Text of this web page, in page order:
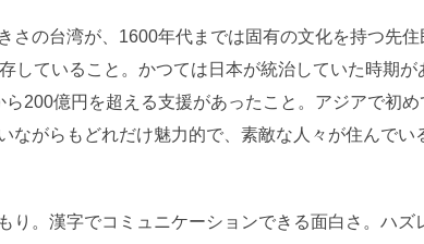
さの台湾が、1600年代までは固有の文化を持つ先
していること。かつては日本が統治していた時期
200億円を超える支援があったこと。アジアで初
ながらもどれだけ魅力的で、素敵な人々が住んでい
り。漢字でコミュニケーションできる面白さ。ハズ